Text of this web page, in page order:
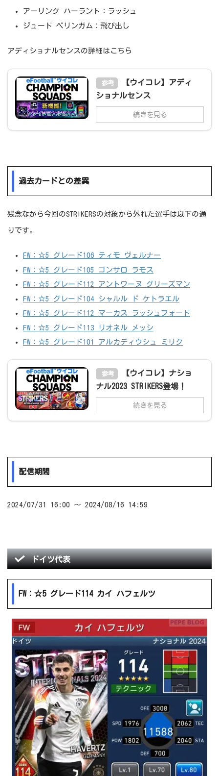
アーリング ハーランド：ラッシュ
ジュード ベリンガム：飛び出し
アディショナルセンスの詳細はこちら
参考
【ウイコレ】アディ
ショナルセンス
続きを見る
過去カードとの差異
残念ながら今回のSTRIKERSの対象から外れた選手は以下の通
りです。
FW：☆5 グレード106 ティモ ヴェルナー
FW：☆5 グレード105 ゴンサロ ラモス
FW：☆5 グレード112 アントワーヌ グリーズマン
FW：☆5 グレード104 シャルル ド ケトラエル
FW：☆5 グレード112 マーカス ラッシュフォード
FW：☆5 グレード113 リオネル メッシ
FW：☆5 グレード101 アルカディウシュ ミリク
参考
【ウイコレ】ナショ
ナル2023 STRIKERS登場！
続きを見る
配信期間
2024/07/31 16:00 ～ 2024/08/16 14:59
ドイツ代表
FW：☆5 グレード114 カイ ハフェルツ